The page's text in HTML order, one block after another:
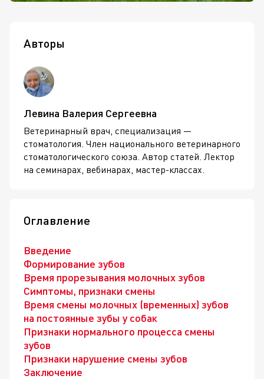
Авторы
Левина Валерия Сергеевна
Ветеринарный врач, специализация —
стоматология. Член национального ветеринарного
стоматологического союза. Автор статей. Лектор
на семинарах, вебинарах, мастер-классах
Оглавление
Введение
Формирование зубов
Время прорезывания молочных зубов
Симптомы, признаки смены
Время смены молочных (временных) зубов
на постоянные зубы у собак
Признаки нормального процесса смены
зубов
Признаки нарушение смены зубов
Заключение